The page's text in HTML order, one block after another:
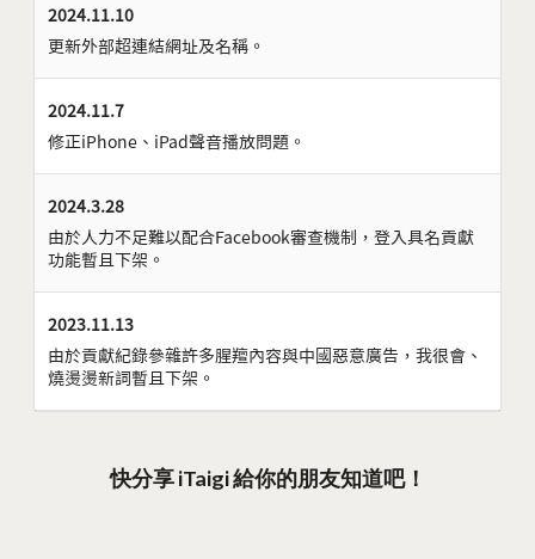
2024.11.10
更新外部超連結網址及名稱。
2024.11.7
修正iPhone、iPad聲音播放問題。
2024.3.28
由於人力不足難以配合Facebook審查機制，登入具名貢獻
功能暫且下架。
2023.11.13
由於貢獻紀錄參雜許多腥羶內容與中國惡意廣告，我很會、
燒燙燙新詞暫且下架。
快分享 iTaigi 給你的朋友知道吧！